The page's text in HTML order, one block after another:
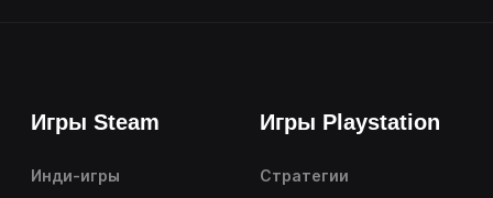
Игры Steam
Инди-игры
Игры Playstation
Стратегии